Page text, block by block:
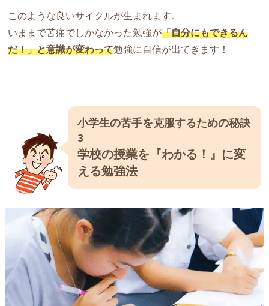
このような良いサイクルが生まれます。
いままで苦痛でしかなかった勉強が「自分にもできるん
だ！」と意識が変わって勉強に自信が出てきます！
小学生の苦手を克服するための秘訣
3
学校の授業を『わかる！』に変
える勉強法